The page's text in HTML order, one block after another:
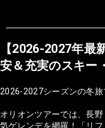
【2026-2027年最
安＆充実のスキー
2026-2027シーズンの冬
オリオンツアーでは、長
気ゲレンデを網羅！「リ